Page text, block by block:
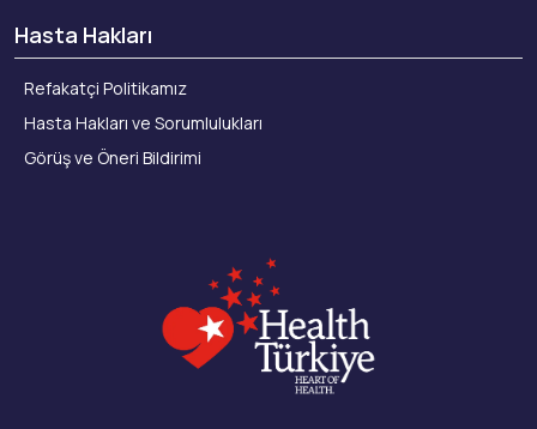
Hasta Hakları
Refakatçi Politikamız
Hasta Hakları ve Sorumlulukları
Görüş ve Öneri Bildirimi